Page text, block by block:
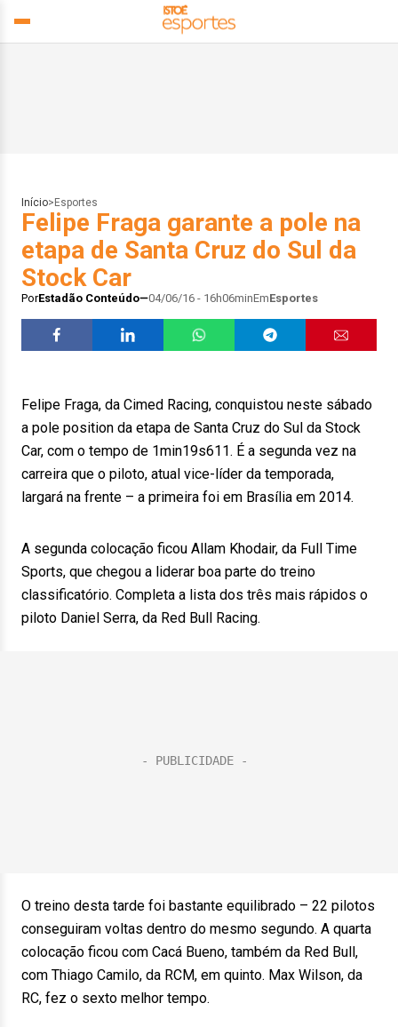
Início> Esportes
Felipe Fraga garante a pole na
etapa de Santa Cruz do Sul da
Stock Car
PorEstadão Conteúdo 04/06/16 - 16h06minEmEsportes
Felipe Fraga, da Cimed Racing, conquistou neste sábado
a pole position da etapa de Santa Cruz do Sul da Stock
Car, com o tempo de 1min19s611. É a segunda vez na
carreira que o piloto, atual vice-líder da temporada,
largará na frente – a primeira foi em Brasília em 2014.
A segunda colocação ficou Allam Khodair, da Full Time
Sports, que chegou a liderar boa parte do treino
classificatório. Completa a lista dos três mais rápidos o
piloto Daniel Serra, da Red Bull Racing.
O treino desta tarde foi bastante equilibrado – 22 pilotos
conseguiram voltas dentro do mesmo segundo. A quarta
colocação ficou com Cacá Bueno, também da Red Bull,
com Thiago Camilo, da RCM, em quinto. Max Wilson, da
RC, fez o sexto melhor tempo.